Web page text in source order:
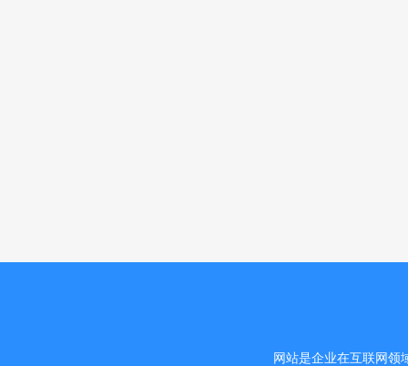
网站是企业在互联网领